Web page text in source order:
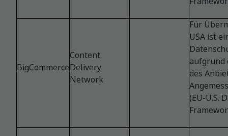
BigCommerce
Content
Delivery
Network
Für
USA ist
aufgrund
des
(EU-U.S.